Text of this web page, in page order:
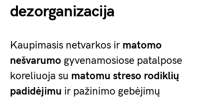
dezorganizacija
Kaupimasis netvarkos ir matomo
nešvarumo gyvenamosiose patalpose
koreliuoja su matomu streso rodiklių
padidėjimu ir pažinimo gebėjimų